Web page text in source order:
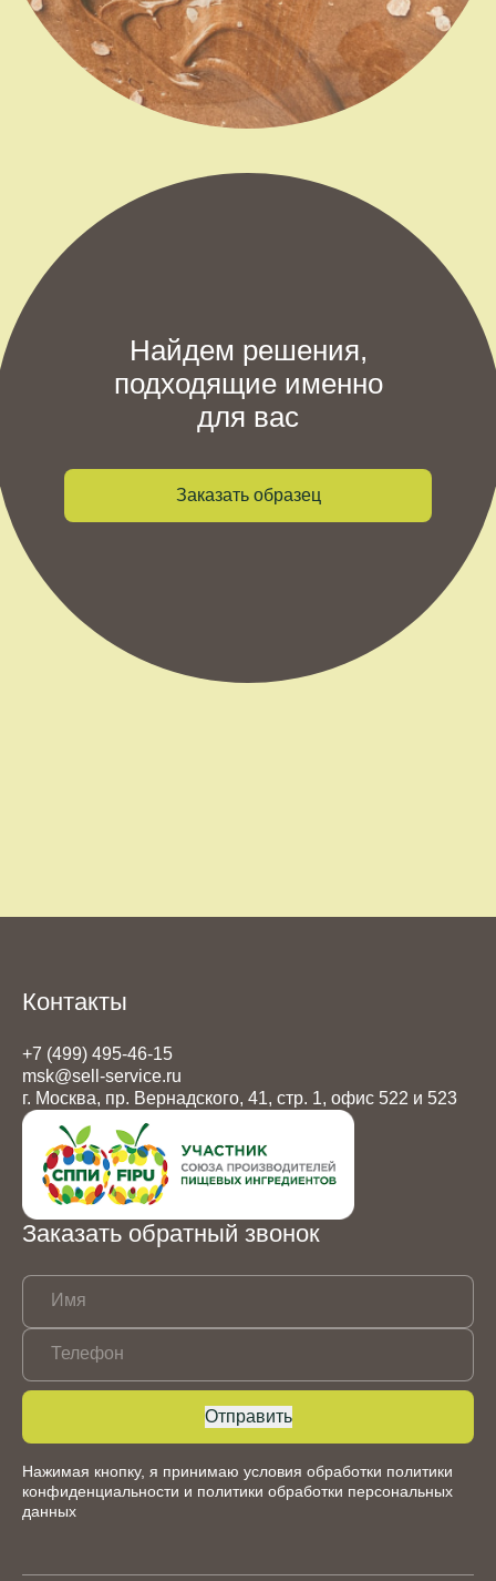
Найдем решения,
подходящие именно
для вас
Заказать образец
Контакты
+7 (499) 495-46-15
msk@sell-service.ru
г. Москва, пр. Вернадского, 41, стр. 1, офис 522 и 523
Заказать обратный звонок
Имя
Телефон
Отправить
Нажимая кнопку, я принимаю условия обработки политики
конфиденциальности и политики обработки персональных
данных